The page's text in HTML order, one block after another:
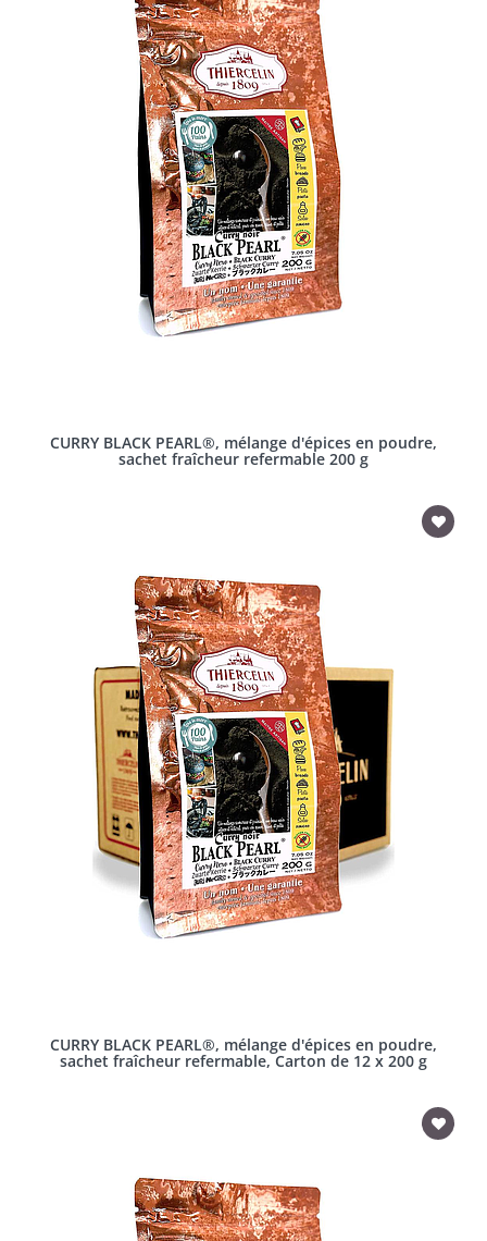
CURRY BLACK PEARL®, mélange d'épices en poudre,
sachet fraîcheur refermable 200 g
CURRY BLACK PEARL®, mélange d'épices en poudre,
sachet fraîcheur refermable, Carton de 12 x 200 g